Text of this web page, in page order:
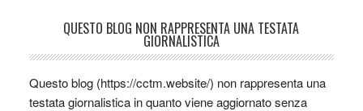
QUESTO BLOG NON RAPPRESENTA UNA TESTATA
GIORNALISTICA
Questo blog (https://cctm.website/) non rappresenta una
testata giornalistica in quanto viene aggiornato senza